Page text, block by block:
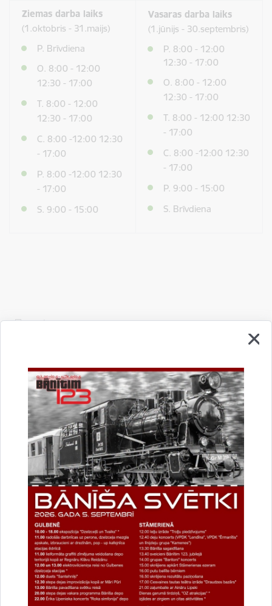
Ziemas darba laiks
(1.oktobris - 31.maijs)
P. Brīvdiena
O. 8:00 - 12:00
12:30 - 17:00
T. 8:00 - 12:00
12:30 - 17:00
C. 8:00 -12:00 12:30
- 17:00
P. 8:00 -12:00 12:30
- 17:00
S. 9:00 - 15:00
Vasaras darba laiks
(1.jūnijs - 30.septembris)
P. 8:00 - 12:00
12:30 - 17:00
O. 8:00 - 12:00
12:30 - 17:00
T. 8:00 - 12:00 12:30
- 17:00
C. 8:00 -12:00 12:30
- 17:00
P. 9:00 - 15:00
S. Brīvdiena
Drukāt lapu
Vai šī informācija bija noderīga?
Sniegt atsauksmi